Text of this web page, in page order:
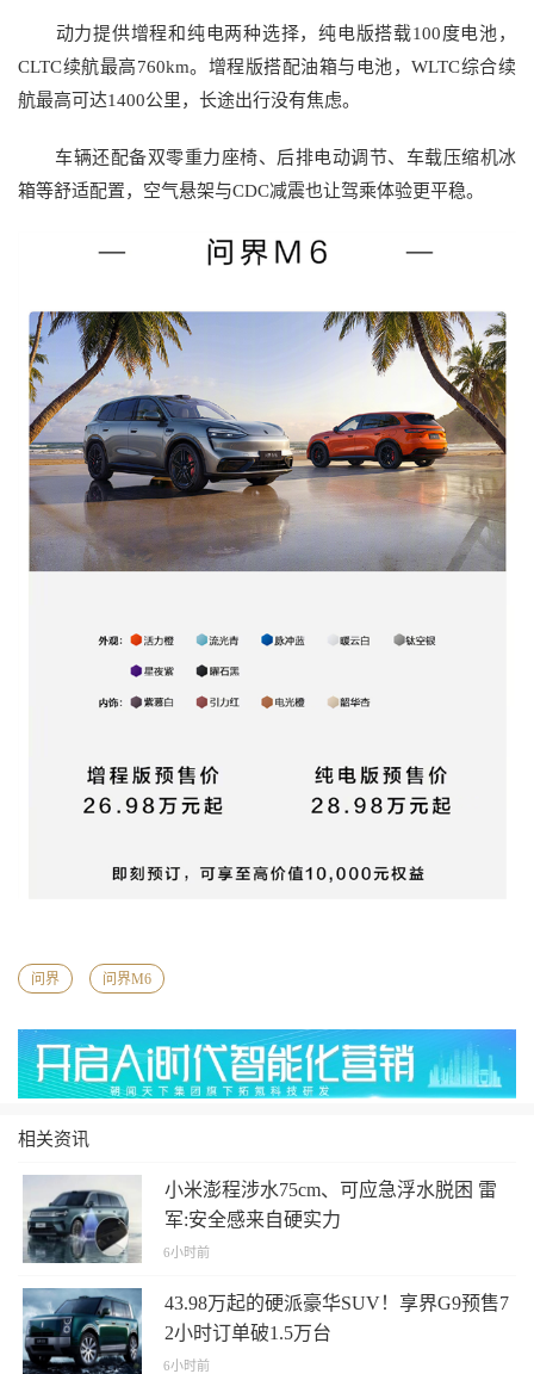
动力提供增程和纯电两种选择，纯电版搭载100度电池，
CLTC续航最高760km。增程版搭配油箱与电池，WLTC综合续
航最高可达1400公里，长途出行没有焦虑。
车辆还配备双零重力座椅、后排电动调节、车载压缩机冰
箱等舒适配置，空气悬架与CDC减震也让驾乘体验更平稳。
问界 问界M6
相关资讯
小米澎程涉水75cm、可应急浮水脱困 雷
军:安全感来自硬实力
6小时前
43.98万起的硬派豪华SUV！享界G9预售7
2小时订单破1.5万台
6小时前